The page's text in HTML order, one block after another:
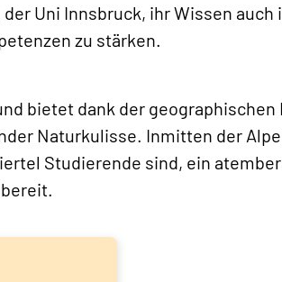
Uni Innsbruck, ihr Wissen auch
zu stärken.
bietet dank der geographischen
Naturkulisse. Inmitten der
Studierende sind, ein